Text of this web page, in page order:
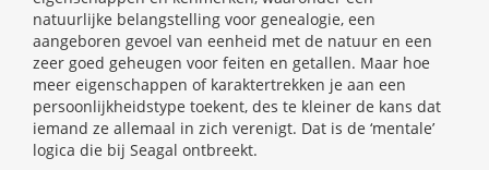
natuurlijke belangstelling voor genealogie, een
aangeboren gevoel van eenheid met de natuur en een
zeer goed geheugen voor feiten en getallen. Maar hoe
meer eigenschappen of karaktertrekken je aan een
persoonlijkheidstype toekent, des te kleiner de kans dat
iemand ze allemaal in zich verenigt. Dat is de ‘mentale’
logica die bij Seagal ontbreekt.